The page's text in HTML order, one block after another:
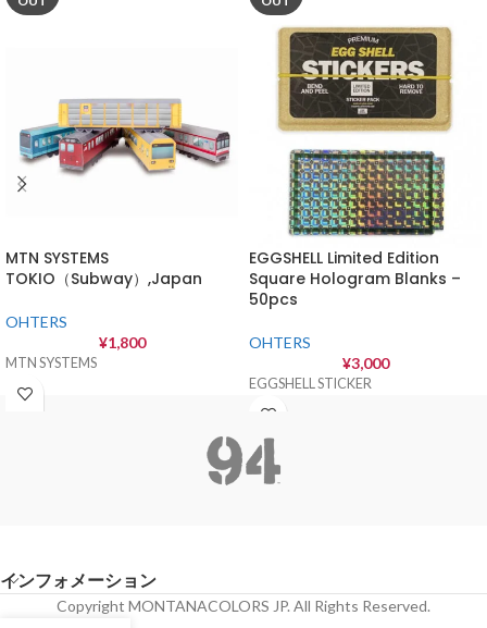
MTN SYSTEMS
TOKIO（Subway）,Japan
OHTERS
¥1,800
MTN SYSTEMS
EGGSHELL Limited Edition
Square Hologram Blanks –
50pcs
OHTERS
¥3,000
EGGSHELL STICKER
インフォメーション
Copyright MONTANACOLORS JP. All Rights Reserved.